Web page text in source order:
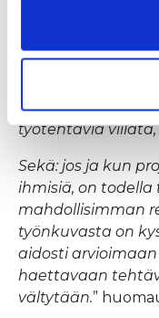
”Ensiarvoisen
vaatii
millaista
mihinkäkin
työtehtäviä
Sekä: jos ja kun
ihmisiä, on
mahdollisimman
työnkuvasta on
aidosti
haettavaan
vältytään.”